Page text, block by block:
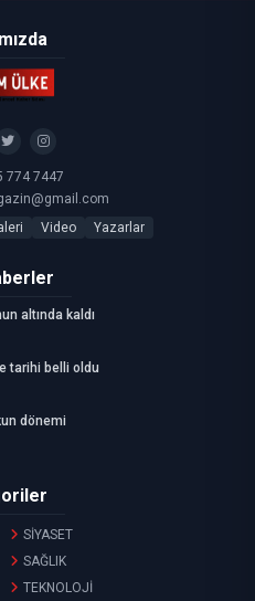
774 7447
Video Yazarlar
altında kaldı
tarihi belli oldu
dönemi
SİYASET
SAĞLIK
TEKNOLOJİ